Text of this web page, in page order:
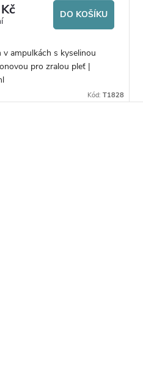
DO KOŠÍKU
v ampulkách s kyselinou
pro zralou pleť |
Kód: T1828